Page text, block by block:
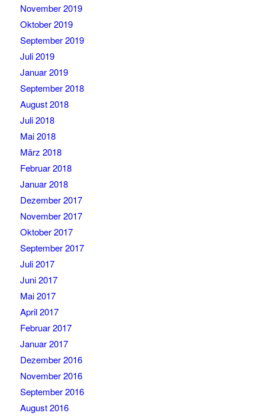
November 2019
Oktober 2019
September 2019
Juli 2019
Januar 2019
September 2018
August 2018
Juli 2018
Mai 2018
März 2018
Februar 2018
Januar 2018
Dezember 2017
November 2017
Oktober 2017
September 2017
Juli 2017
Juni 2017
Mai 2017
April 2017
Februar 2017
Januar 2017
Dezember 2016
November 2016
September 2016
August 2016